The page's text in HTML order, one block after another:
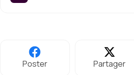
Poster Partager